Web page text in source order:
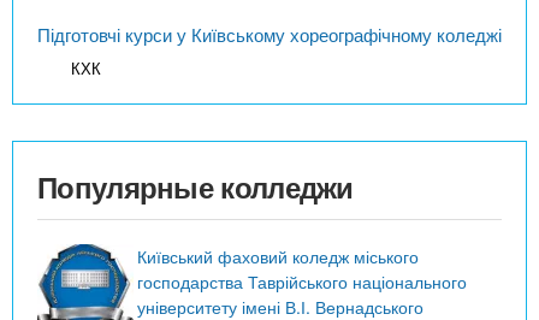
Підготовчі курси у Київському хореографічному коледжі
КХК
Популярные колледжи
Київський фаховий коледж міського
господарства Таврійського національного
університету імені В.І. Вернадського